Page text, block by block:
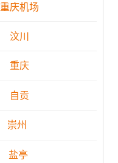
重庆机场
汶川
重庆
自贡
崇州
盐亭